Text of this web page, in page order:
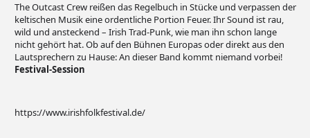
The Outcast Crew reißen das Regelbuch in Stücke und verpassen der
keltischen Musik eine ordentliche Portion Feuer. Ihr Sound ist rau,
wild und ansteckend – Irish Trad-Punk, wie man ihn schon lange
nicht gehört hat. Ob auf den Bühnen Europas oder direkt aus den
Lautsprechern zu Hause: An dieser Band kommt niemand vorbei!
Festival-Session
https://www.irishfolkfestival.de/